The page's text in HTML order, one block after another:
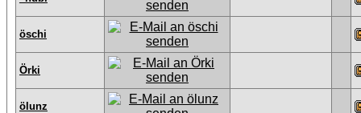
öschi
Örki
ölunz